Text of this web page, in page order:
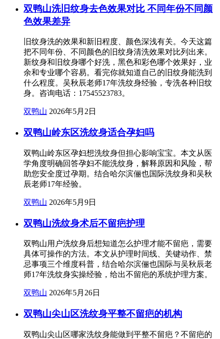
双鸭山洗旧纹身去色效果对比 不同年份不同颜
色效果差异
旧纹身洗的效果和新旧程度、颜色深浅有关。今天这篇
把不同年份、不同颜色的旧纹身清洗效果对比列出来。
新纹身和旧纹身哪个好洗，黑色和彩色哪个效果好，业
余和专业哪个容易。看完你就知道自己的旧纹身能洗到
什么程度。吴秋辰老师17年洗纹身经验，专洗各种旧纹
身。咨询电话：17545523783。
双鸭山 2026年5月2日
双鸭山岭东区洗纹身适合孕妇吗
双鸭山岭东区孕妇想洗纹身但担心影响宝宝。本文从医
学角度明确回答孕妇不能洗纹身，解释原因和风险，帮
助您安全度过孕期。结合哈尔滨俪也国际洗纹身和吴秋
辰老师17年经验。
双鸭山 2026年5月9日
双鸭山洗纹身术后不留疤护理
双鸭山用户洗纹身后想知道怎么护理才能不留疤，需要
具体可操作的方法。本文从护理时间线、关键动作、禁
忌事项三个维度科普，结合哈尔滨俪也国际与吴秋辰老
师17年洗纹身实操经验，给出不留疤的系统护理方案。
双鸭山 2026年5月26日
双鸭山尖山区洗纹身平整不留疤的机构
双鸭山尖山区哪家洗纹身能做到平整不留疤？不留疤的